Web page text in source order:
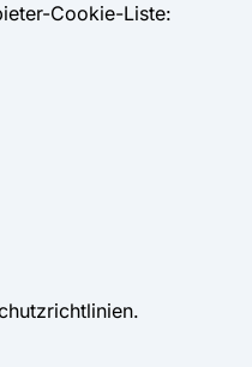
Cookie-Liste: